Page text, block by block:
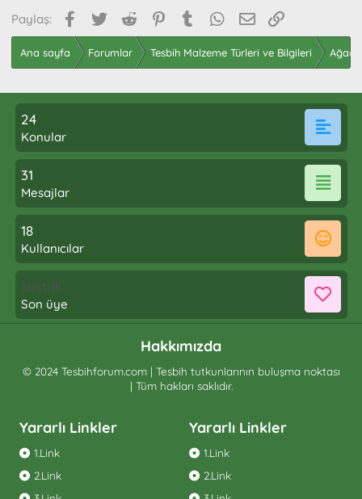
Paylaş: Facebook
Twitter Reddit PinterestTumblr WhatsApp
E-posta
Ana sayfa Forumlar Tesbih Malzeme Türleri ve Bilgileri Ağaç
24
Konular
31
Mesajlar
18
Kullanıcılar
sustalı
Son üye
Hakkımızda
© 2024 Tesbihforum.com | Tesbih tutkunlarının buluşma noktası
| Tüm hakları saklıdır.
Yararlı Linkler
1.Link
2.Link
Yararlı Linkler
1.Link
2.Link